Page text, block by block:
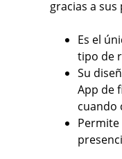
gracias a
Es el
tipo de
Su
App de
cuando